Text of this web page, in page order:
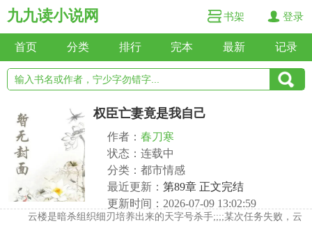
九九读小说网 书架 登录
首页 分类 排行 完本 最新 记录
权臣亡妻竟是我自己
作者： 春刀寒
状态：连载中
分类：都市情感
最近更新： 第89章 正文完结
更新时间：2026-07-09 13:02:59
云楼是暗杀组织细刃培养出来的天字号杀手;;;;某次任务失败，云